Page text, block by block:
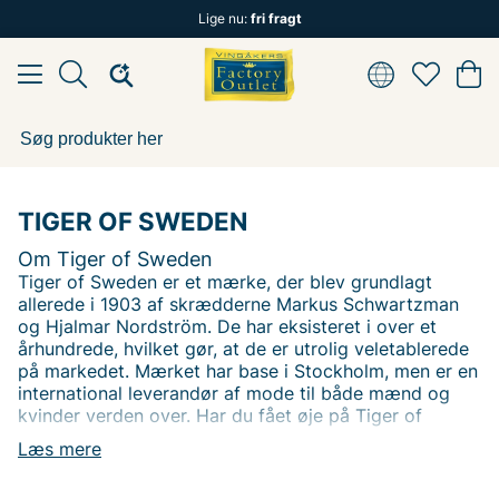
Lige nu: fri fragt
TIGER OF SWEDEN
Læs mere
Om Tiger of Sweden
Tiger of Sweden er et mærke, der blev grundlagt
allerede i 1903 af skrædderne Markus Schwartzman
og Hjalmar Nordström. De har eksisteret i over et
århundrede, hvilket gør, at de er utrolig veletablerede
på markedet. Mærket har base i Stockholm, men er en
international leverandør af mode til både mænd og
kvinder verden over. Har du fået øje på Tiger of
Swedens sortiment endnu? Vi tilbyder Tiger of
Swedens produkter til en virkelig fordelagtig pris!